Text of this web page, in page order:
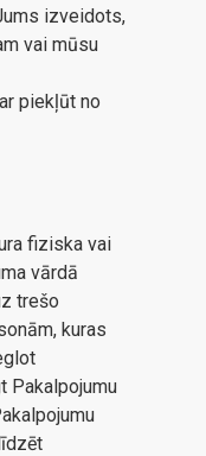
izveidots,
vai mūsu
piekļūt no
fiziska vai
vārdā
trešo
kuras
Pakalpojumu